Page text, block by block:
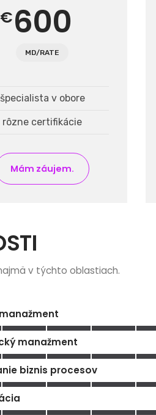
€600
MD/RATE
špecialista v obore
rôzne certifikácie
Mám záujem.
v týchto oblastiach.
manažment
biznis procesov